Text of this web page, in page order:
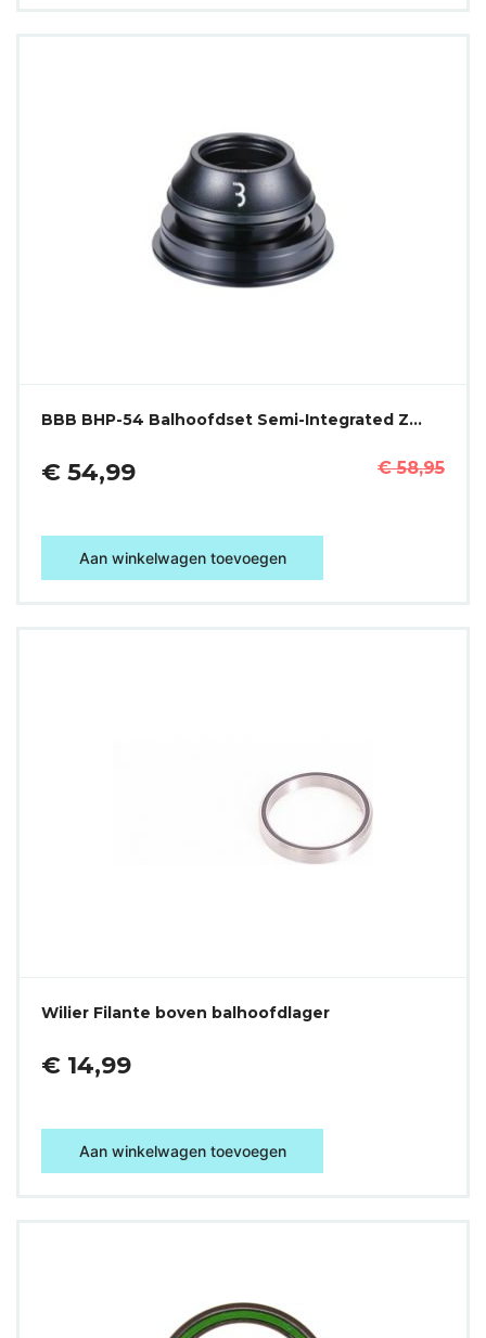
BBB BHP-54 Balhoofdset Semi-Integrated Z…
€ 54,99 € 58,95
Aan winkelwagen toevoegen
Wilier Filante boven balhoofdlager
€ 14,99
Aan winkelwagen toevoegen